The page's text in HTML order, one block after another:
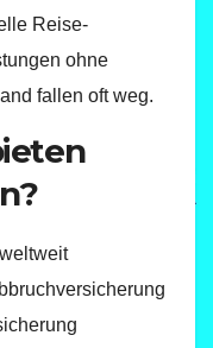
Reise-
ohne
fallen oft weg.